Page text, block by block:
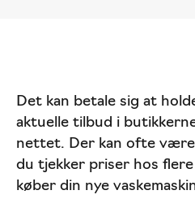
Gå
til
indhold
Tøj og sko
Møbler
Det kan betale sig at
aktuelle tilbud i
nettet. Der kan ofte være
du tjekker priser hos
køber din nye